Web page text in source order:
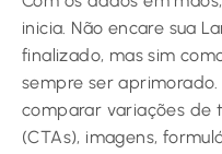
inicia. Não encare sua
finalizado, mas sim
sempre ser
comparar variações de
(CTAs), imagens,